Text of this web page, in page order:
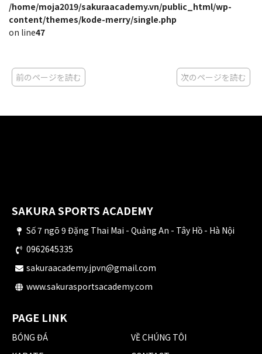
/home/moja2019/sakuraacademy.vn/public_html/wp-
content/themes/kode-merry/single.php
on line47
前のページを読む 次のページを読む
SAKURA SPORTS ACADEMY
Số 7 ngõ 9 Đặng Thai Mai - Quảng An - Tây Hồ - Hà Nội
0962645335
sakuraacademy.jpvn@gmail.com
www.sakurasportsacademy.com
PAGE LINK
BÓNG ĐÁ
VỀ CHÚNG TÔI